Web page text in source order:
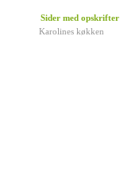
Sider med opskrifter
Karolines køkken